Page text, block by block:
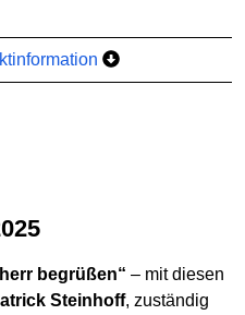
begrüßen“ – mit diesen
Steinhoff, zuständig